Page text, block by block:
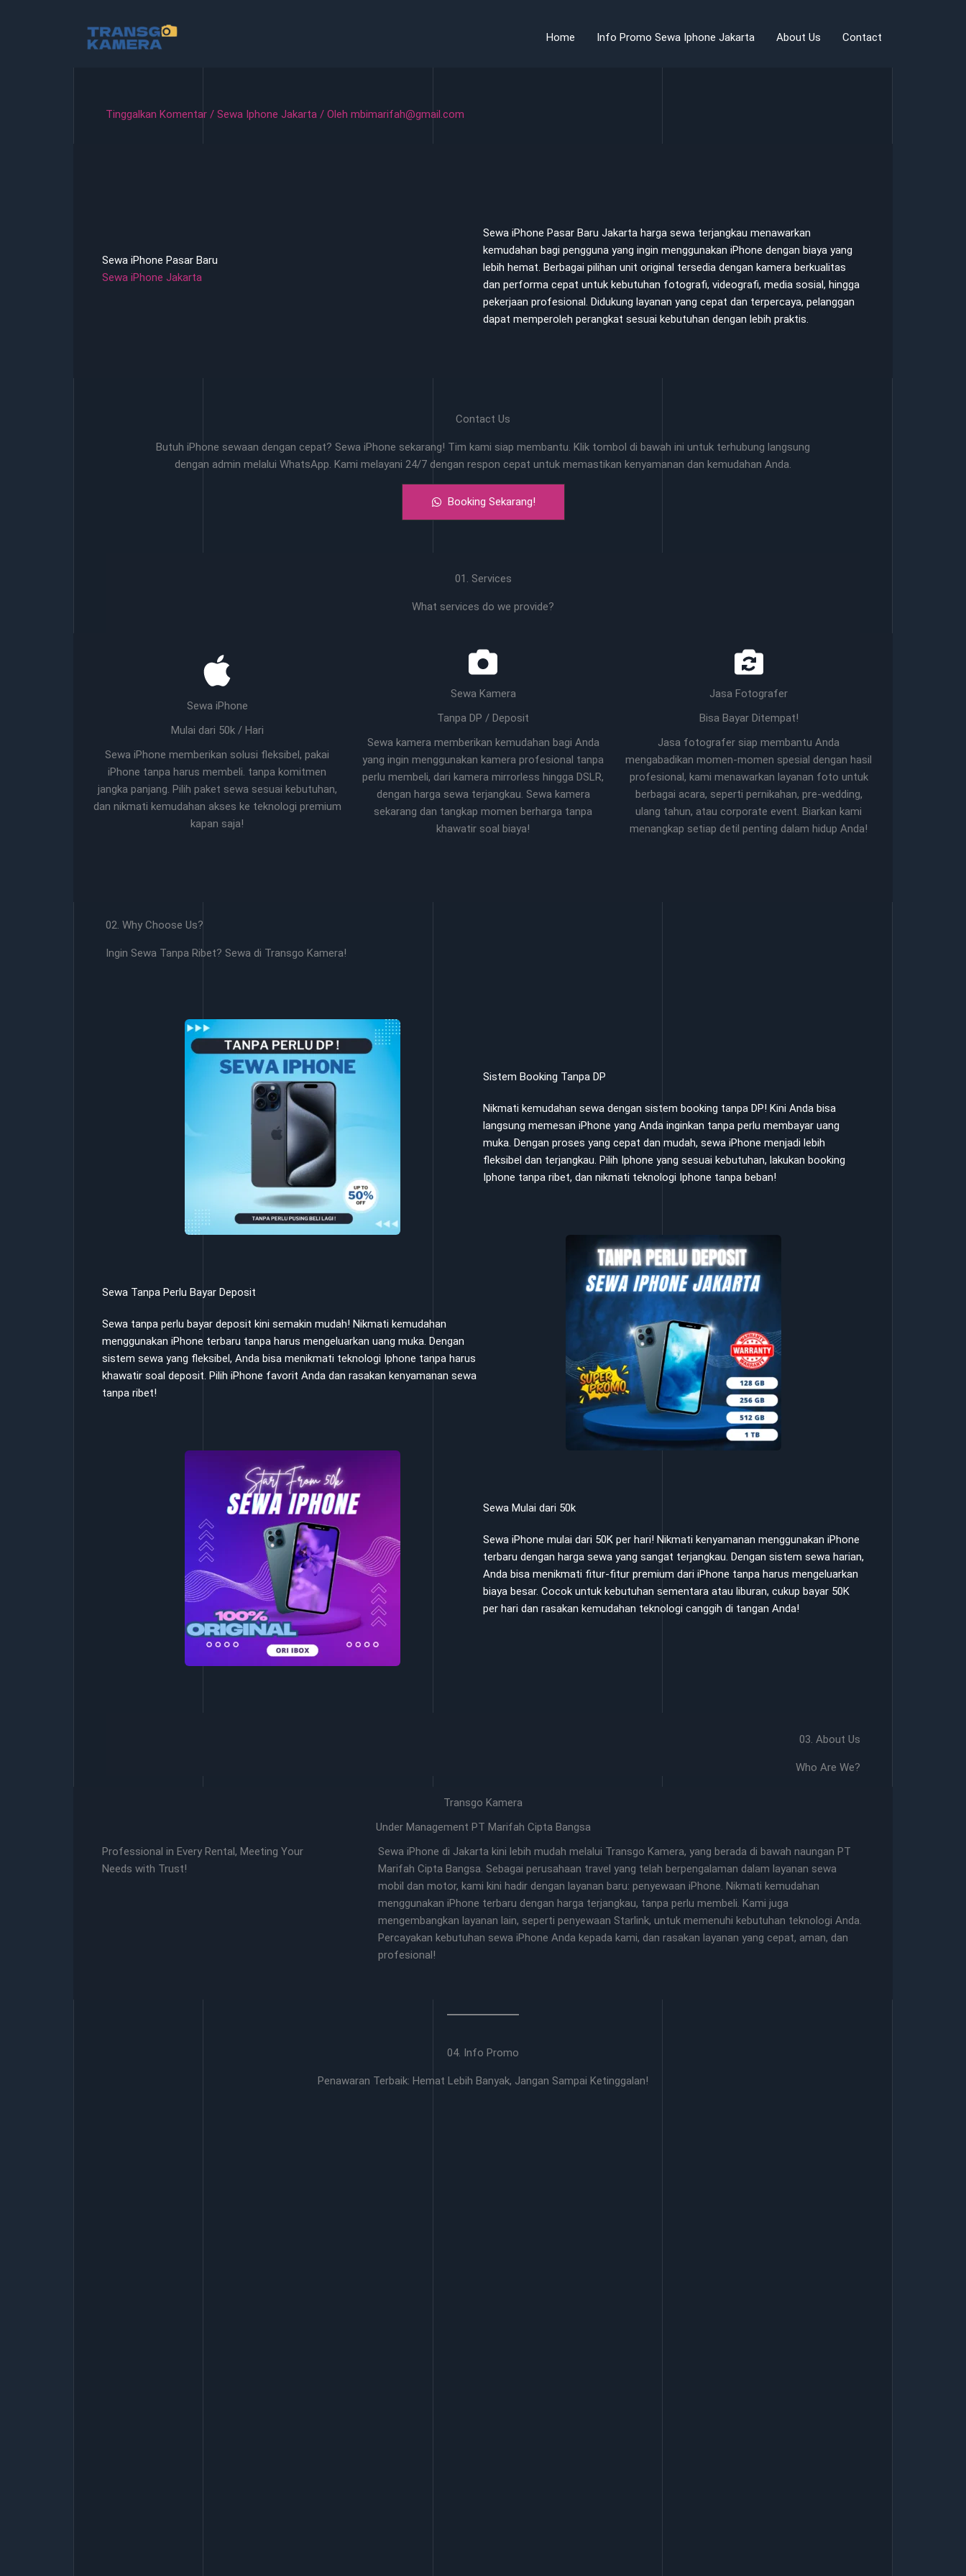
Home Info Promo Sewa Iphone Jakarta About Us Contact
Tinggalkan Komentar / Sewa Iphone Jakarta / Oleh mbimarifah@gmail.com
Sewa iPhone Pasar Baru
Sewa iPhone Jakarta
Sewa iPhone Pasar Baru Jakarta harga sewa terjangkau menawarkan
kemudahan bagi pengguna yang ingin menggunakan iPhone dengan biaya yang
lebih hemat. Berbagai pilihan unit original tersedia dengan kamera berkualitas
dan performa cepat untuk kebutuhan fotografi, videografi, media sosial, hingga
pekerjaan profesional. Didukung layanan yang cepat dan terpercaya, pelanggan
dapat memperoleh perangkat sesuai kebutuhan dengan lebih praktis.
Contact Us
Butuh iPhone sewaan dengan cepat? Sewa iPhone sekarang! Tim kami siap membantu. Klik tombol di bawah ini untuk terhubung langsung
dengan admin melalui WhatsApp. Kami melayani 24/7 dengan respon cepat untuk memastikan kenyamanan dan kemudahan Anda.
Booking Sekarang!
01. Services
What services do we provide?
Sewa iPhone
Mulai dari 50k / Hari
Sewa iPhone memberikan solusi fleksibel, pakai
iPhone tanpa harus membeli. tanpa komitmen
jangka panjang. Pilih paket sewa sesuai kebutuhan,
dan nikmati kemudahan akses ke teknologi premium
kapan saja!
Sewa Kamera
Tanpa DP / Deposit
Sewa kamera memberikan kemudahan bagi Anda
yang ingin menggunakan kamera profesional tanpa
perlu membeli, dari kamera mirrorless hingga DSLR,
dengan harga sewa terjangkau. Sewa kamera
sekarang dan tangkap momen berharga tanpa
khawatir soal biaya!
Jasa Fotografer
Bisa Bayar Ditempat!
Jasa fotografer siap membantu Anda
mengabadikan momen-momen spesial dengan hasil
profesional, kami menawarkan layanan foto untuk
berbagai acara, seperti pernikahan, pre-wedding,
ulang tahun, atau corporate event. Biarkan kami
menangkap setiap detil penting dalam hidup Anda!
02. Why Choose Us?
Ingin Sewa Tanpa Ribet? Sewa di Transgo Kamera!
Sistem Booking Tanpa DP
Nikmati kemudahan sewa dengan sistem booking tanpa DP! Kini Anda bisa
langsung memesan iPhone yang Anda inginkan tanpa perlu membayar uang
muka. Dengan proses yang cepat dan mudah, sewa iPhone menjadi lebih
fleksibel dan terjangkau. Pilih Iphone yang sesuai kebutuhan, lakukan booking
Iphone tanpa ribet, dan nikmati teknologi Iphone tanpa beban!
Sewa Tanpa Perlu Bayar Deposit
Sewa tanpa perlu bayar deposit kini semakin mudah! Nikmati kemudahan
menggunakan iPhone terbaru tanpa harus mengeluarkan uang muka. Dengan
sistem sewa yang fleksibel, Anda bisa menikmati teknologi Iphone tanpa harus
khawatir soal deposit. Pilih iPhone favorit Anda dan rasakan kenyamanan sewa
tanpa ribet!
Sewa Mulai dari 50k
Sewa iPhone mulai dari 50K per hari! Nikmati kenyamanan menggunakan iPhone
terbaru dengan harga sewa yang sangat terjangkau. Dengan sistem sewa harian,
Anda bisa menikmati fitur-fitur premium dari iPhone tanpa harus mengeluarkan
biaya besar. Cocok untuk kebutuhan sementara atau liburan, cukup bayar 50K
per hari dan rasakan kemudahan teknologi canggih di tangan Anda!
03. About Us
Who Are We?
Transgo Kamera
Under Management PT Marifah Cipta Bangsa
Professional in Every Rental, Meeting Your
Needs with Trust!
Sewa iPhone di Jakarta kini lebih mudah melalui Transgo Kamera, yang berada di bawah naungan PT
Marifah Cipta Bangsa. Sebagai perusahaan travel yang telah berpengalaman dalam layanan sewa
mobil dan motor, kami kini hadir dengan layanan baru: penyewaan iPhone. Nikmati kemudahan
menggunakan iPhone terbaru dengan harga terjangkau, tanpa perlu membeli. Kami juga
mengembangkan layanan lain, seperti penyewaan Starlink, untuk memenuhi kebutuhan teknologi Anda.
Percayakan kebutuhan sewa iPhone Anda kepada kami, dan rasakan layanan yang cepat, aman, dan
profesional!
04. Info Promo
Penawaran Terbaik: Hemat Lebih Banyak, Jangan Sampai Ketinggalan!